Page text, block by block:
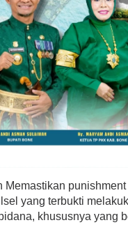
Memastikan
yang terbukti
khususnya yang